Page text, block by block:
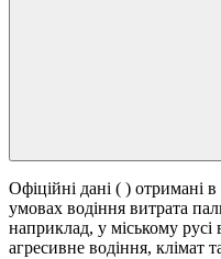
Офіційні дані ( ) отримані
умовах водіння витрата
наприклад, у міському русі
агресивне водіння, клімат